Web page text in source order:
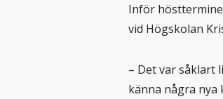
Inför
vid Högskolan
– Det var såklart
känna några nya